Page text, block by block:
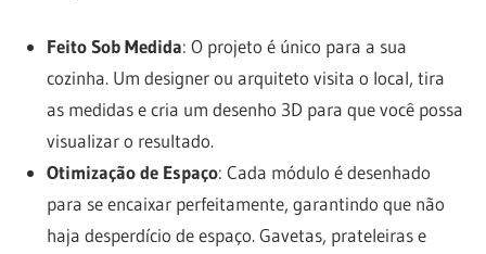
Feito Sob Medida: O projeto é único para a sua
cozinha. Um designer ou arquiteto visita o local, tira
as medidas e cria um desenho 3D para que você possa
visualizar o resultado.
Otimização de Espaço: Cada módulo é desenhado
para se encaixar perfeitamente, garantindo que não
haja desperdício de espaço. Gavetas, prateleiras e